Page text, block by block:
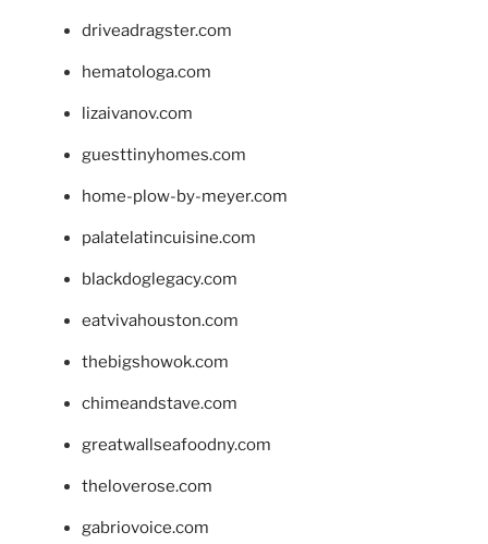
driveadragster.com
hematologa.com
lizaivanov.com
guesttinyhomes.com
home-plow-by-meyer.com
palatelatincuisine.com
blackdoglegacy.com
eatvivahouston.com
thebigshowok.com
chimeandstave.com
greatwallseafoodny.com
theloverose.com
gabriovoice.com